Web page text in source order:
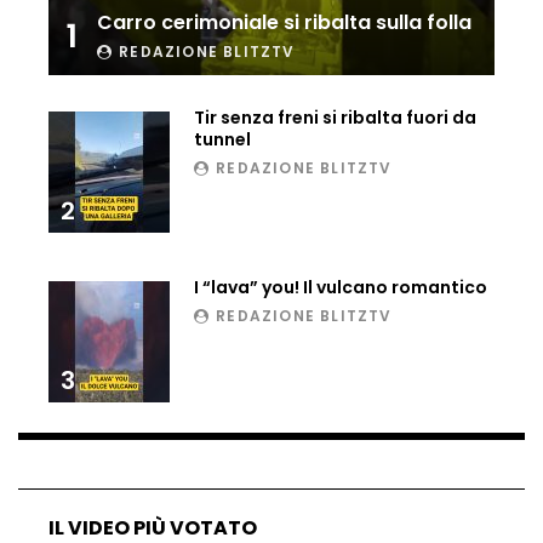
Ucraina, ecco come gli F16 intercettano
i droni russi
Tir bloccato sul passaggio a livello:
treno lo distrugge
all’improvviso
Auto fuori controllo in Guatemala,
Russia sotto zero: fiumi congelati e navi
rompighiaccio a Mosca
1 Carro cerimoniale si ribalta sulla folla
REDAZIONE BLITZTV
2
Tir senza freni si ribalta fuori da
tunnel
REDAZIONE BLITZTV
3
I “lava” you! Il vulcano romantico
REDAZIONE BLITZTV
IL VIDEO PIÙ VOTATO